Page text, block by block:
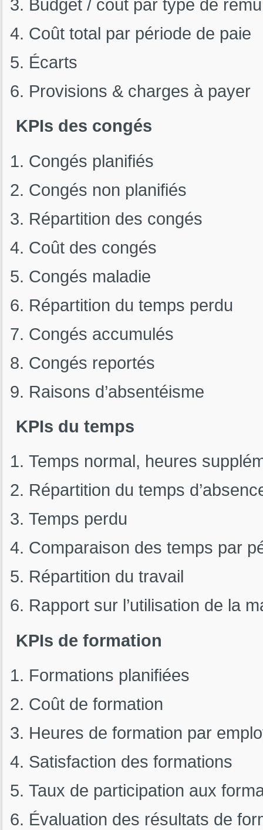
Budget / coût par type de
Coût total par période de paie
Écarts
Provisions & charges à payer
KPIs des congés
Congés planifiés
Congés non planifiés
Répartition des congés
Coût des congés
Congés maladie
Répartition du temps perdu
Congés accumulés
Congés reportés
Raisons d’absentéisme
KPIs du temps
Temps normal, heures
Répartition du temps
Temps perdu
Comparaison des temps par
Répartition du travail
Rapport sur l’utilisation de la
KPIs de formation
Formations planifiées
Coût de formation
Heures de formation par
Satisfaction des formations
Taux de participation aux
Évaluation des résultats de